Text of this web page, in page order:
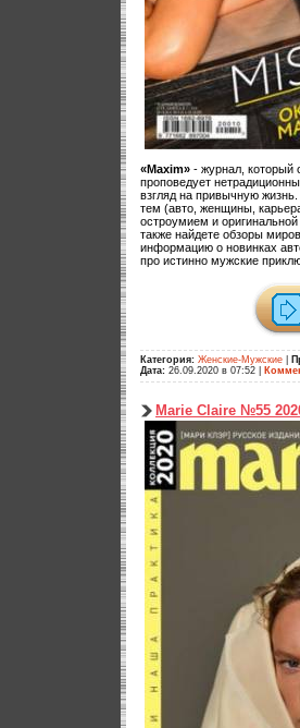
«Maxim» - журнал, который
проповедует
взгляд на привычную
тем (авто, женщины,
остроумием и
также найдете обзоры
информацию о новинках
про истинно мужские
Категория: Женские-Мужские
Дата: 26.09.2020 в 07:52
Marie Claire №55